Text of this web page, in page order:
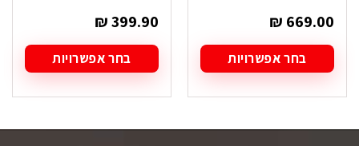
₪ 669.00
בחר אפשרויות
זה
₪399.90
בחר אפשרויות
זה